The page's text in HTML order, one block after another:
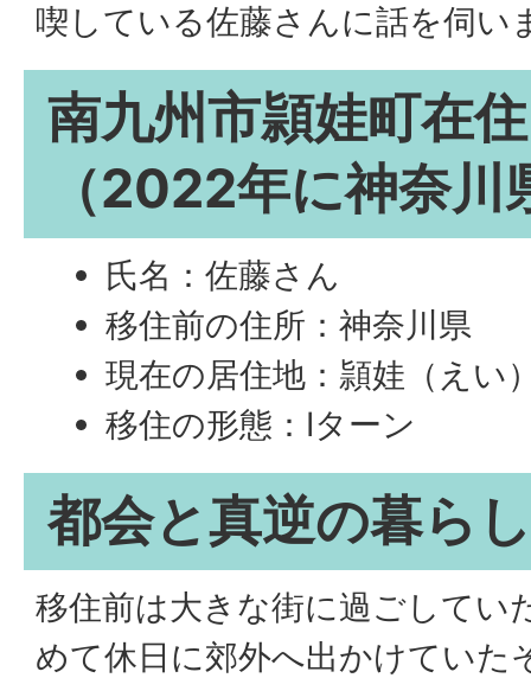
喫している佐藤さんに話を伺い
南九州市頴娃町在
（2022年に神奈
氏名：佐藤さん
移住前の住所：神奈川県
現在の居住地：頴娃（えい
移住の形態：Iターン
都会と真逆の暮ら
移住前は大きな街に過ごしてい
めて休日に郊外へ出かけていた